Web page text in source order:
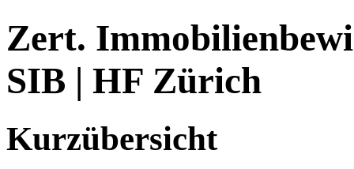
Zert.
SIB | HF Zürich
Kurzübersicht